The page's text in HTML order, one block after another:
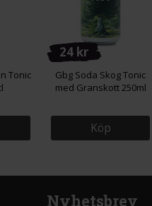
Tonic
24 kr
Gbg Soda Skog Tonic
med Granskott 250ml
Köp
Nyhetsbrev